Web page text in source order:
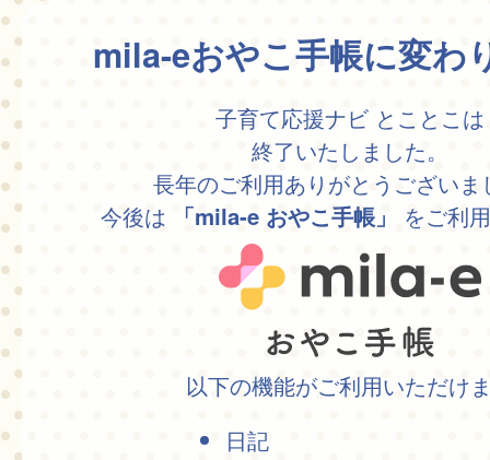
mila-eおやこ手帳に変わ
子育て応援ナビ とことこは
終了いたしました。
長年のご利用ありがとうございま
今後は
「mila-e おやこ手帳」 をご利
以下の機能がご利用いただけ
日記